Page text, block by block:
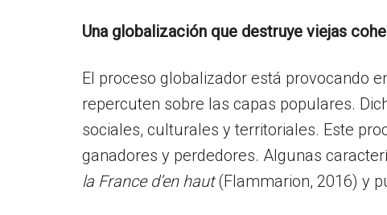
Una globalización que destruye viejas
El proceso globalizador está provocando
repercuten sobre las capas populares.
sociales, culturales y territoriales. Este
ganadores y perdedores. Algunas
la France d’en haut(Flammarion, 2016) y